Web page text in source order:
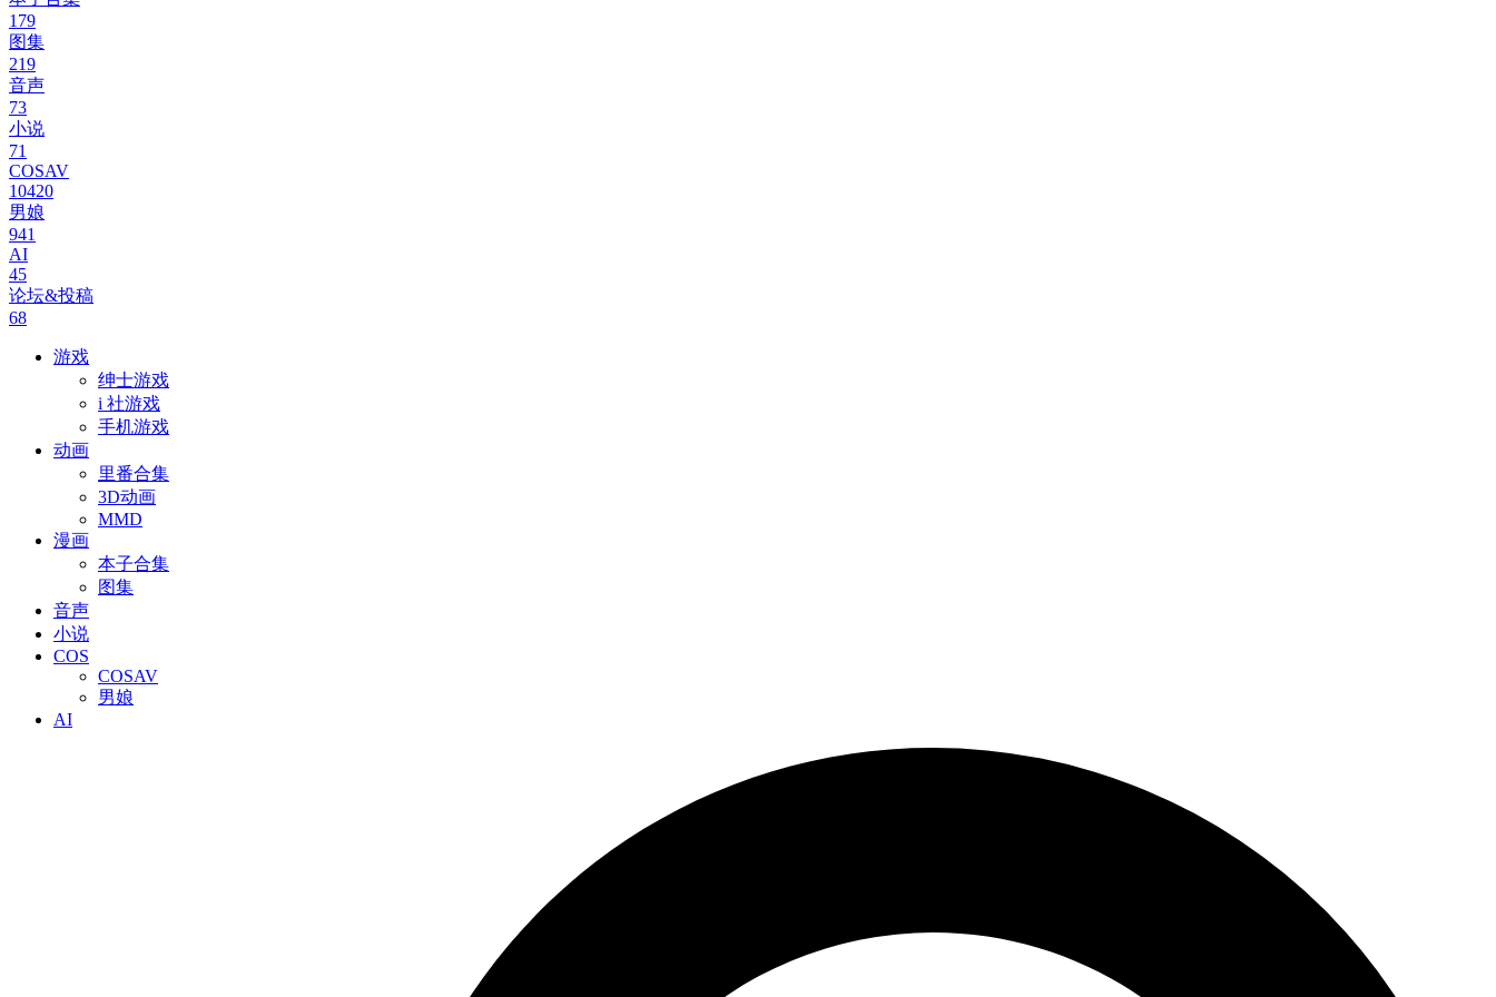
179
图集
219
音声
73
小说
71
COSAV
10420
男娘
941
AI
45
论坛&投稿
68
游戏
绅士游戏
i 社游戏
手机游戏
动画
里番合集
3D动画
MMD
漫画
本子合集
图集
音声
小说
COS
COSAV
男娘
AI